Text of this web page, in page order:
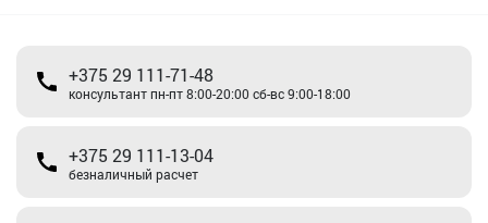
+375 29 111-71-48
консультант пн-пт 8:00-20:00 сб-вс 9:00-18:00
+375 29 111-13-04
безналичный расчет